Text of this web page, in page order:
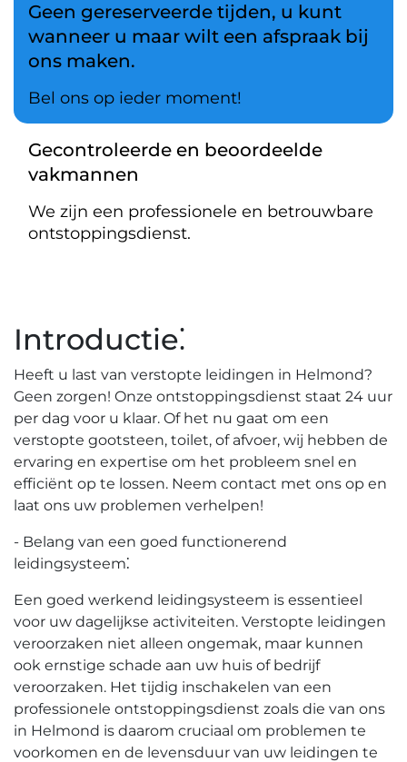
Geen gereserveerde tijden, u kunt
wanneer u maar wilt een afspraak bij
ons maken.
Bel ons op ieder moment!
Gecontroleerde en beoordeelde
vakmannen
We zijn een professionele en betrouwbare
ontstoppingsdienst.
Introductie⁚
Heeft u last van verstopte leidingen in Helmond?​
Geen zorgen!​ Onze ontstoppingsdienst staat 24 uur
per dag voor u klaar. Of het nu gaat om een
verstopte gootsteen, toilet, of afvoer, wij hebben de
ervaring en expertise om het probleem snel en
efficiënt op te lossen.​ Neem contact met ons op en
laat ons uw problemen verhelpen!​
- Belang van een goed functionerend
leidingsysteem⁚
Een goed werkend leidingsysteem is essentieel
voor uw dagelijkse activiteiten.​ Verstopte leidingen
veroorzaken niet alleen ongemak, maar kunnen
ook ernstige schade aan uw huis of bedrijf
veroorzaken.​ Het tijdig inschakelen van een
professionele ontstoppingsdienst zoals die van ons
in Helmond is daarom cruciaal om problemen te
voorkomen en de levensduur van uw leidingen te